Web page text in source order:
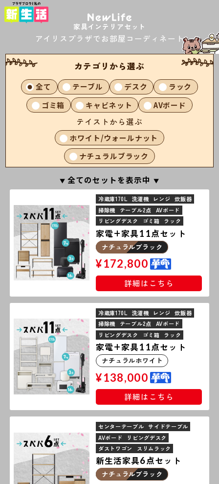
家具インテリアセット
アイリスプラザでお部屋コーディネート
カテゴリから選ぶ
全て テーブル デスク
ラック
ゴミ箱
キャビネット AVボード
テイストから選ぶ
ホワイト/ウォールナット
ナチュラルブラック
全てのセットを表示中
冷蔵庫170L 洗濯機 レンジ
炊飯器
掃除機
テーブル2点
AVボード
リビングデスク
ゴミ箱 ラック
家電+家具11点セット
ナチュラルブラック
¥172,800
詳細はこちら
冷蔵庫170L 洗濯機 レンジ
炊飯器
掃除機
テーブル2点
AVボード
リビングデスク
ゴミ箱 ラック
家電+家具11点セット
ナチュラルホワイト
¥138,000
詳細はこちら
センターテーブル サイドテーブル
AVボード
リビングデスク
ダストワゴン
スリムラック
新生活家具6点セット
ナチュラルブラック